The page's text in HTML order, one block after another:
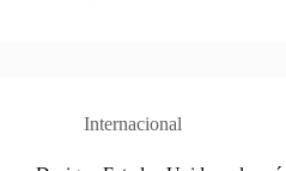
Internacional